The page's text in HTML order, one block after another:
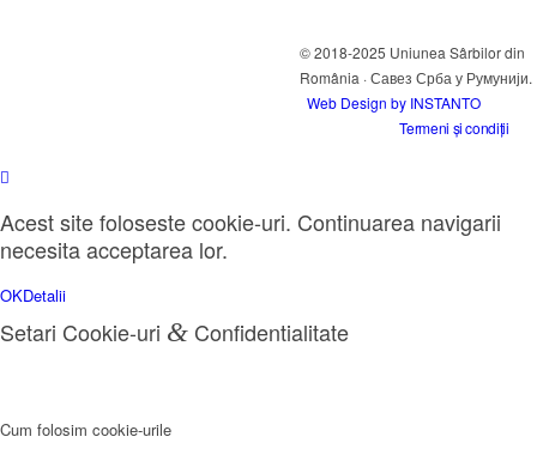
© 2018-2025 Uniunea Sârbilor din
România · Савез Срба у Румунији.
Web Design by INSTANTO
Termeni și condiții
Acest site foloseste cookie-uri. Continuarea navigarii
necesita acceptarea lor.
OKDetalii
Setari Cookie-uri & Confidentialitate
Cum folosim cookie-urile